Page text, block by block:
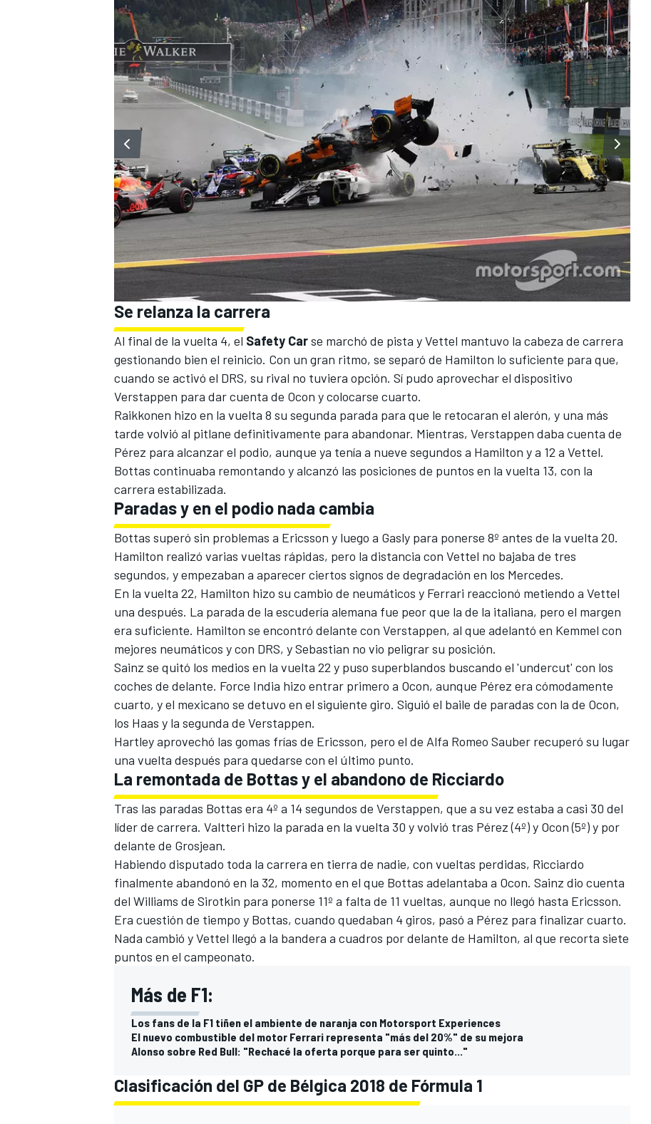
MÁS CATEGORÍAS
Se relanza la carrera
Al final de la vuelta 4, el Safety Carse marchó de pista y Vettel mantuvo la cabeza de carrera
gestionando bien el reinicio. Con un gran ritmo, se separó de Hamilton lo suficiente para que,
cuando se activó el DRS, su rival no tuviera opción. Sí pudo aprovechar el dispositivo
Verstappen para dar cuenta de Ocon y colocarse cuarto.
Raikkonen hizo en la vuelta 8 su segunda parada para que le retocaran el alerón, y una más
tarde volvió al pitlane definitivamente para abandonar. Mientras, Verstappen daba cuenta de
Pérez para alcanzar el podio, aunque ya tenía a nueve segundos a Hamilton y a 12 a Vettel.
Bottas continuaba remontando y alcanzó las posiciones de puntos en la vuelta 13, con la
carrera estabilizada.
Paradas y en el podio nada cambia
Bottas superó sin problemas a Ericsson y luego a Gasly para ponerse 8º antes de la vuelta 20.
Hamilton realizó varias vueltas rápidas, pero la distancia con Vettel no bajaba de tres
segundos, y empezaban a aparecer ciertos signos de degradación en los Mercedes.
En la vuelta 22, Hamilton hizo su cambio de neumáticos y Ferrari reaccionó metiendo a Vettel
una después. La parada de la escudería alemana fue peor que la de la italiana, pero el margen
era suficiente. Hamilton se encontró delante con Verstappen, al que adelantó en Kemmel con
mejores neumáticos y con DRS, y Sebastian no vio peligrar su posición.
Sainz se quitó los medios en la vuelta 22 y puso superblandos buscando el 'undercut' con los
coches de delante. Force India hizo entrar primero a Ocon, aunque Pérez era cómodamente
cuarto, y el mexicano se detuvo en el siguiente giro. Siguió el baile de paradas con la de Ocon,
los Haas y la segunda de Verstappen.
Hartley aprovechó las gomas frías de Ericsson, pero el de Alfa Romeo Sauber recuperó su lugar
una vuelta después para quedarse con el último punto.
La remontada de Bottas y el abandono de Ricciardo
Tras las paradas Bottas era 4º a 14 segundos de Verstappen, que a su vez estaba a casi 30 del
líder de carrera. Valtteri hizo la parada en la vuelta 30 y volvió tras Pérez (4º) y Ocon (5º) y por
delante de Grosjean.
Habiendo disputado toda la carrera en tierra de nadie, con vueltas perdidas, Ricciardo
finalmente abandonó en la 32, momento en el que Bottas adelantaba a Ocon. Sainz dio cuenta
del Williams de Sirotkin para ponerse 11º a falta de 11 vueltas, aunque no llegó hasta Ericsson.
Era cuestión de tiempo y Bottas, cuando quedaban 4 giros, pasó a Pérez para finalizar cuarto.
Nada cambió y Vettel llegó a la bandera a cuadros por delante de Hamilton, al que recorta siete
puntos en el campeonato.
Más de F1:
Los fans de la F1 tiñen el ambiente de naranja con Motorsport Experiences
El nuevo combustible del motor Ferrari representa "más del 20%" de su mejora
Alonso sobre Red Bull: "Rechacé la oferta porque para ser quinto..."
Clasificación del GP de Bélgica 2018 de Fórmula 1​